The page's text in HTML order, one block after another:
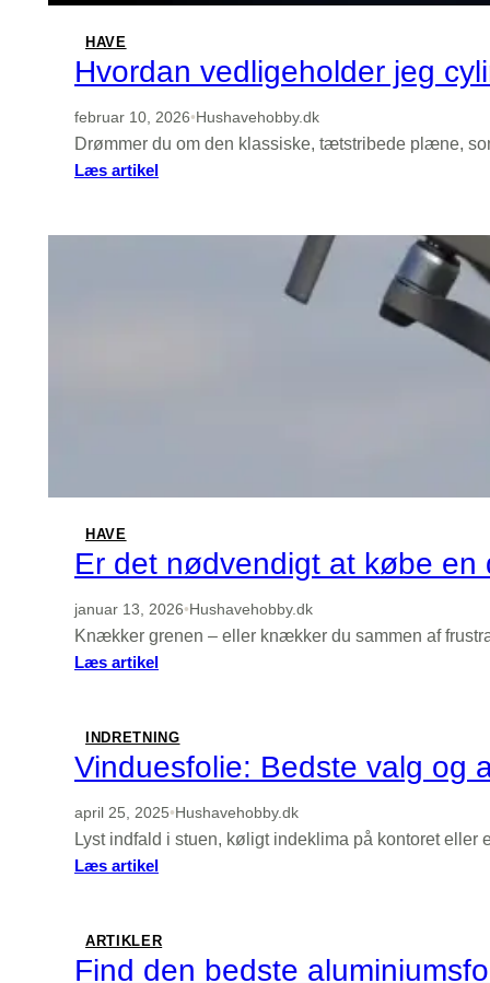
HAVE
Hvordan vedligeholder jeg
februar 10, 2026•Hushavehobby.dk
Drømmer du om den klassiske, tætstribede plæne,
Læs artikel:
jeg
HAVE
Er det nødvendigt at købe
januar 13, 2026•Hushavehobby.dk
Knækker grenen – eller knækker du sammen af
Læs artikel:
nødvendigt
at
købe
en
dyr
grensaks
for
en
god
INDRETNING
Vinduesfolie: Bedste valg og
april 25, 2025•Hushavehobby.dk
Lyst indfald i stuen, køligt indeklima på kontoret
Læs artikel:
valg
og
ARTIKLER
Find den bedste